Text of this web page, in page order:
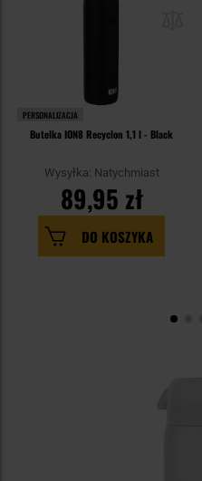
PERSONALIZACJA
Butelka ION8 Recyclon 1,1 l - Black
Wysyłka: Natychmiast
89,95 zł
DO KOSZYKA